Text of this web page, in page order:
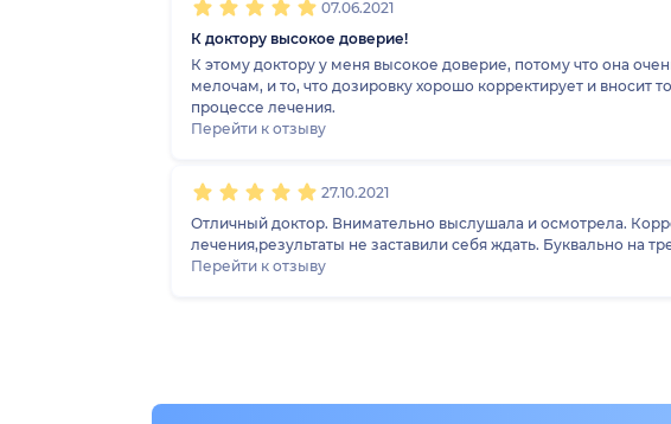
07.06.2021
К доктору высокое доверие!
К этому доктору у меня высокое доверие, потому что она
мелочам, и то, что дозировку хорошо корректирует и
процессе лечения.
Перейти к отзыву
27.10.2021
Отличный доктор. Внимательно выслушала и осмотрела.
лечения,результаты не заставили себя ждать. Буквально на
Перейти к отзыву